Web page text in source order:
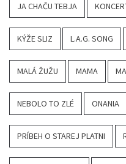
JA CHAČU TEBJA
KÝŽE SLIZ L.A.G. SONG
MALÁ ŽUŽU MAMA
NEBOLO TO ZLÉ ONANIA
PRÍBEH O STAREJ PLATNI